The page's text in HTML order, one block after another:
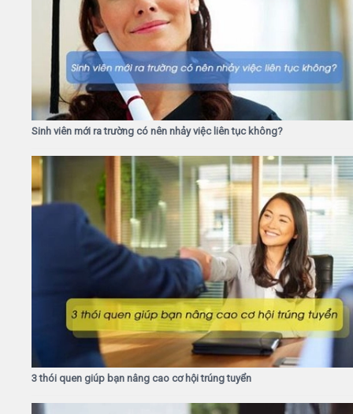
Sinh viên mới ra trường có nên nhảy việc liên tục không?
3 thói quen giúp bạn nâng cao cơ hội trúng tuyển